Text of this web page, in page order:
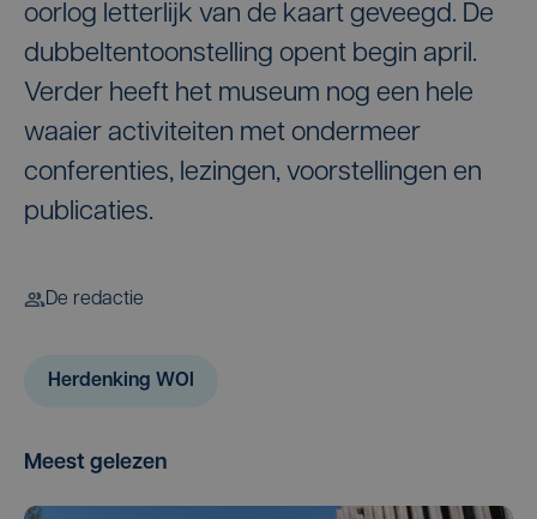
oorlog letterlijk van de kaart geveegd. De
dubbeltentoonstelling opent begin april.
Verder heeft het museum nog een hele
waaier activiteiten met ondermeer
conferenties, lezingen, voorstellingen en
publicaties.
De redactie
Herdenking WOI
Meest gelezen